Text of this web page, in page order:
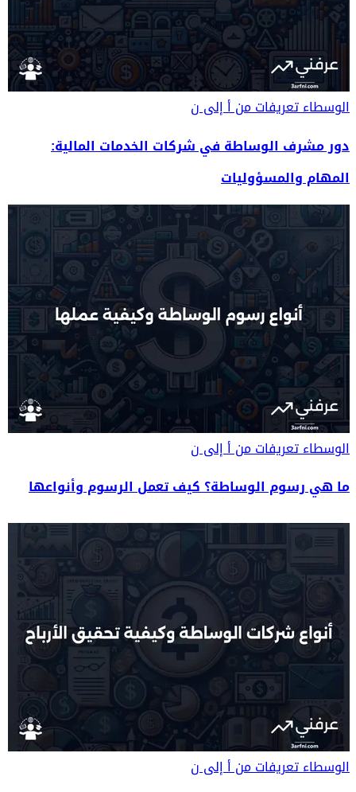
الوسطاءتعريفات من أ إلى ن
دور مشرف الوساطة في شركات الخدمات المالية:
المهام والمسؤوليات
الوسطاءتعريفات من أ إلى ن
ما هي رسوم الوساطة؟ كيف تعمل الرسوم وأنواعها
الوسطاءتعريفات من أ إلى ن